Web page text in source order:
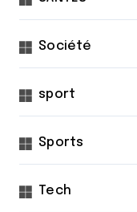
Société
sport
Sports
Tech